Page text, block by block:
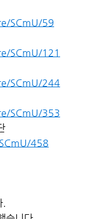
SCmU/59
SCmU/121
SCmU/244
SCmU/353
458
.